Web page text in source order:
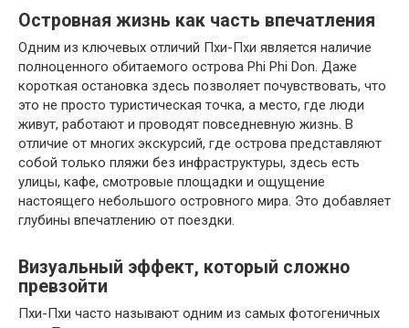
Островная жизнь как часть впечатления
Одним из ключевых отличий Пхи-Пхи является наличие
полноценного обитаемого острова Phi Phi Don. Даже
короткая остановка здесь позволяет почувствовать, что
это не просто туристическая точка, а место, где люди
живут, работают и проводят повседневную жизнь. В
отличие от многих экскурсий, где острова представляют
собой только пляжи без инфраструктуры, здесь есть
улицы, кафе, смотровые площадки и ощущение
настоящего небольшого островного мира. Это добавляет
глубины впечатлению от поездки.
Визуальный эффект, который сложно
превзойти
Пхи-Пхи часто называют одним из самых фотогеничных